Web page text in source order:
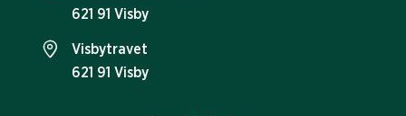
621 91 Visby
Visbytravet
621 91 Visby